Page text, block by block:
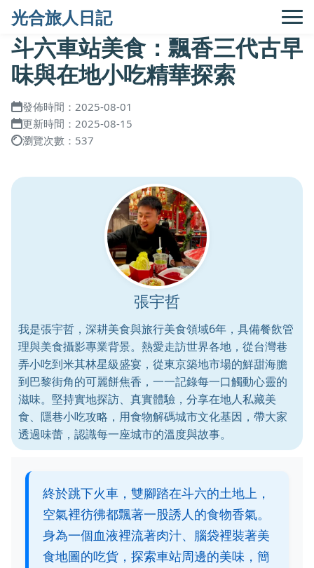
光合旅人日記
斗六車站美食：飄香三代古早
味與在地小吃精華探索
發佈時間：2025-08-01
更新時間：2025-08-15
瀏覽次數：537
張宇哲
我是張宇哲，深耕美食與旅行美食領域6年，具備餐飲管
理與美食攝影專業背景。熱愛走訪世界各地，從台灣巷
弄小吃到米其林星級盛宴，從東京築地市場的鮮甜海膽
到巴黎街角的可麗餅焦香，一一記錄每一口觸動心靈的
滋味。堅持實地探訪、真實體驗，分享在地人私藏美
食、隱巷小吃攻略，用食物解碼城市文化基因，帶大家
透過味蕾，認識每一座城市的溫度與故事。
終於跳下火車，雙腳踏在斗六的土地上，
空氣裡彷彿都飄著一股誘人的食物香氣。
身為一個血液裡流著肉汁、腦袋裡裝著美
食地圖的吃貨，探索車站周邊的美味，簡